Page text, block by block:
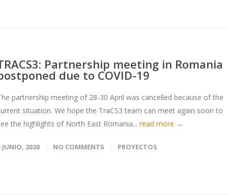
Partnership meeting in Romania
due to COVID-19
partnership meeting of 28-30 April was cancelled because of the
situation. We hope the TraCS3 team can meet again soon to
the highlights of North East Romania... read more →
JUNIO, 2020 NO COMMENTS PROYECTOS